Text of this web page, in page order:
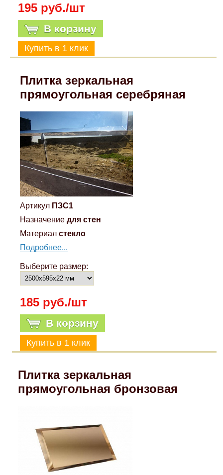
195 руб./шт
В корзину
Плитка зеркальная
прямоугольная серебряная
Артикул ПЗС1
Назначение для стен
Материал стекло
Подробнее...
Выберите размер:
185 руб./шт
В корзину
Плитка зеркальная
прямоугольная бронзовая